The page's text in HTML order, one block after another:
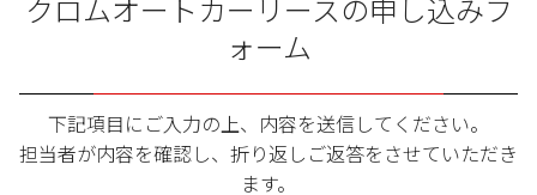
クロムオートカーリースの申し込みフ
ォーム
下記項目にご入力の上、内容を送信してください。
担当者が内容を確認し、折り返しご返答をさせていただき
ます。